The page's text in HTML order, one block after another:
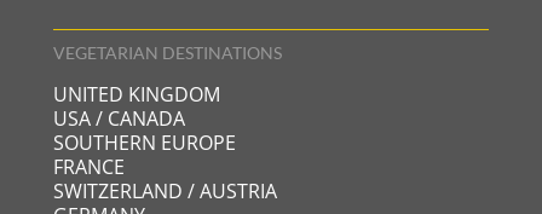
VEGETARIAN DESTINATIONS
UNITED KINGDOM
USA / CANADA
SOUTHERN EUROPE
FRANCE
SWITZERLAND / AUSTRIA